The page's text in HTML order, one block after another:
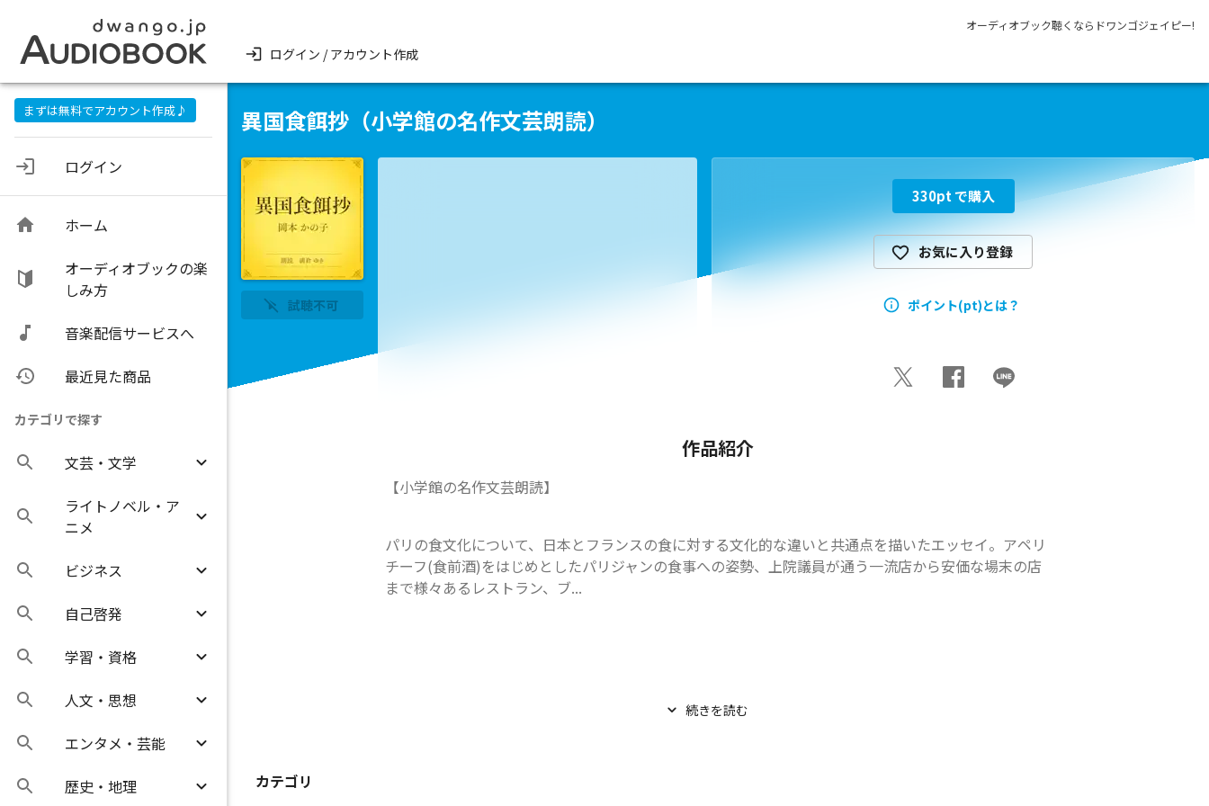
オーディオブック聴くならドワンゴジェイピー!
ログイン / アカウント作成
まずは無料でアカウント作成♪
ログイン
ホーム
オーディオブックの楽
しみ方
音楽配信サービスへ
最近見た商品
カテゴリで探す
文芸・文学
ライトノベル・ア
ニメ
ビジネス
自己啓発
学習・資格
人文・思想
エンタメ・芸能
歴史・地理
異国食餌抄（小学館の名作文芸朗読）
試聴不可
330pt で購入
お気に入り登録
ポイント(pt)とは？
作品紹介
【小学館の名作文芸朗読】
パリの食文化について、日本とフランスの食に対する文化的な違いと共通点を描いたエッセイ。アペリ
チーフ(食前酒)をはじめとしたパリジャンの食事への姿勢、上院議員が通う一流店から安価な場末の店
まで様々あるレストラン、ブ...
続きを読む
カテゴリ